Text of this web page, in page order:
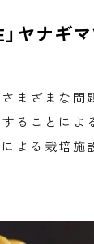
」ヤナギ
まざまな
ることによ
よる栽培